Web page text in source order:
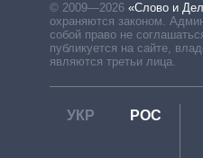
© 2009—2026 «Слово и
охраняются законом.
собой право не
публикуется на сайте,
являются третьи лица.
УКР РОС